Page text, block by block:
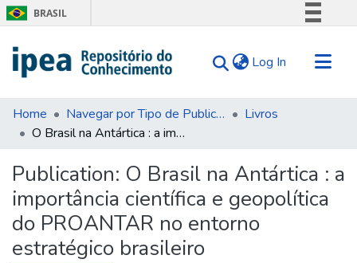
BRASIL
Comunica BR
Acesso à informação
Log In (current)
Communities & Collections
Search for
Statistics
Tips
About Us
Home Navegar por Tipo de Publicação
Livros
O Brasil na Antártica : a importância científica e geopolítica do PROANTAR no entorno estratégico brasileiro
Publication: O Brasil na Antártica : a
importância científica e geopolítica
do PROANTAR no entorno
estratégico brasileiro